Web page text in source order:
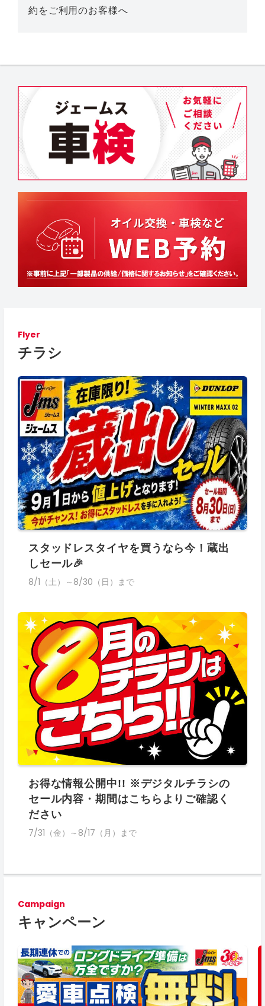
約をご利用のお客様へ
Flyer
チラシ
スタッドレスタイヤを買うなら今！蔵出
しセール🎉
8/1（土）～8/30（日）まで
お得な情報公開中!! ※デジタルチラシの
セール内容・期間はこちらよりご確認く
ださい
7/31（金）～8/17（月）まで
Campaign
キャンペーン